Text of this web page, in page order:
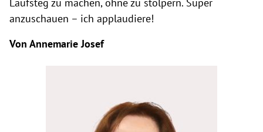
anzuschauen – ich applaudiere!
Von Annemarie Josef